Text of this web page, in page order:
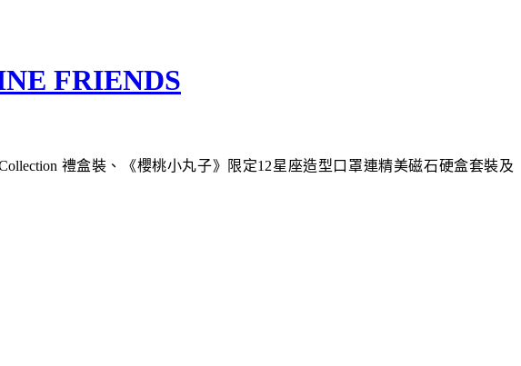
FRIENDS
禮盒裝、《櫻桃小丸子》限定12星座造型口罩連精美磁石硬盒套裝及